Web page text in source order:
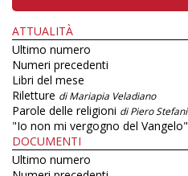
ATTUALITÀ
Ultimo numero
Numeri precedenti
Libri del mese
Riletture di Mariapia Veladiano
Parole delle religioni di Piero Stefani
"Io non mi vergogno del Vangelo"
DOCUMENTI
Ultimo numero